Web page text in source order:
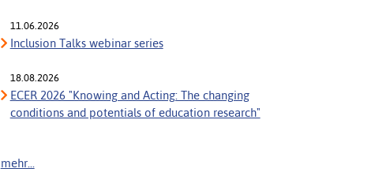
11.06.2026
Inclusion Talks webinar series
18.08.2026
ECER 2026 "Knowing and Acting: The changing
conditions and potentials of education research"
mehr...